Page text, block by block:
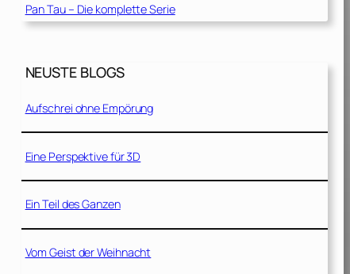
Pan Tau – Die komplette Serie
NEUSTE BLOGS
Aufschrei ohne Empörung
Eine Perspektive für 3D
Ein Teil des Ganzen
Vom Geist der Weihnacht